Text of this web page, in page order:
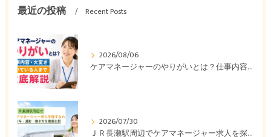
最近の投稿 Recent Posts
2026/08/06
ケアマネージャーのやりがいとは？仕事内容・大変さ・向いている人まで徹底解説
2026/07/30
ＪＲ長瀬駅周辺でケアマネージャー求人を探すなら｜給与・通勤・働き方を徹底比較